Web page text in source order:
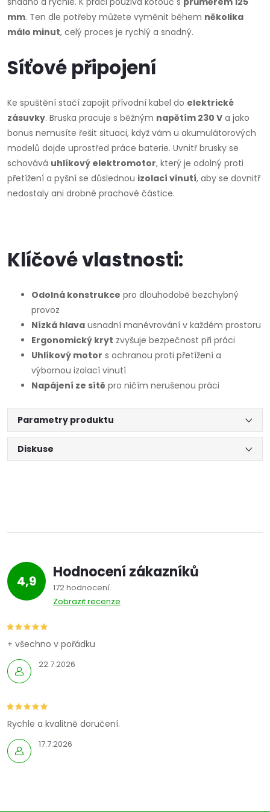
mm. Ten dle potřeby můžete vyměnit během několika
málo minut, celý proces je rychlý a snadný.
Síťové připojení
Ke spuštění stačí zapojit přívodní kabel do elektrické
zásuvky. Bruska pracuje s běžným napětím 230 V a jako
bonus nemusíte řešit situaci, když vám u akumulátorových
modelů dojde uprostřed práce baterie. Uvnitř brusky se
schovává uhlíkový elektromotor, který je odolný proti
přetížení a pyšní se důslednou izolací vinutí, aby se dovnitř
nedostaly ani drobné prachové částice.
Klíčové vlastnosti:
Odolná konstrukce pro dlouhodobě bezchybný
provoz
Nízká hlava usnadní manévrování v každém prostoru
Ergonomický kryt zvyšuje bezpečnost při práci
Uhlíkový motor s ochranou proti přetížení a
výbornou izolací vinutí
Napájení ze sítě pro ničím nerušenou práci
Parametry produktu
Diskuse
4,9 Hodnocení zákazníků
172 hodnocení
Zobrazit recenze
22.7.2026
+ všechno v pořádku
17.7.2026
Rychle a kvalitně doručení.